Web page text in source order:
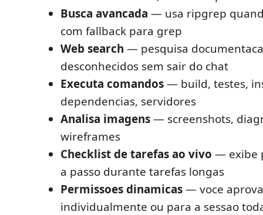
Busca avancada — usa ripgrep
com fallback para grep
Web search — pesquisa
desconhecidos sem sair do chat
Executa comandos— build, testes,
dependencias, servidores
Analisa imagens— screenshots,
wireframes
Checklist de tarefas ao vivo — exibe
a passo durante tarefas longas
Permissoes dinamicas— voce
individualmente ou para a sessao